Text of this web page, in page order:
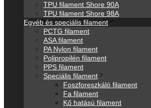
TPU filament Shore 90A
TPU filament Shore 98A
Egyéb és speciális filament
PCTG filament
ASA filament
PA Nylon filament
Polipropilén filament
PPS filament
Speciális filament
Foszforeszkáló filament
Fa filament
Kő hatású filament